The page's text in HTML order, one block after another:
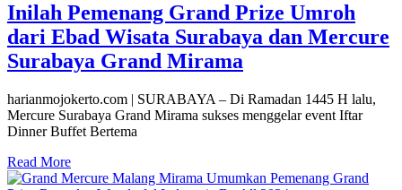
Inilah Pemenang Grand Prize Umroh
dari Ebad Wisata Surabaya dan Mercure
Surabaya Grand Mirama
harianmojokerto.com | SURABAYA – Di Ramadan 1445 H lalu,
Mercure Surabaya Grand Mirama sukses menggelar event Iftar
Dinner Buffet Bertema
Read More